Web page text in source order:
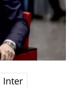
Inter